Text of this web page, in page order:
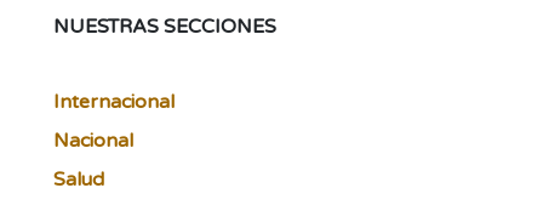
NUESTRAS SECCIONES
Internacional
Nacional
Salud